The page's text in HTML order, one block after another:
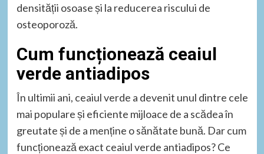
densității osoase și la reducerea riscului de
osteoporoză.
Cum funcționează ceaiul
verde antiadipos
În ultimii ani, ceaiul verde a devenit unul dintre cele
mai populare și eficiente mijloace de a scădea în
greutate și de a menține o sănătate bună. Dar cum
funcționează exact ceaiul verde antiadipos? Ce